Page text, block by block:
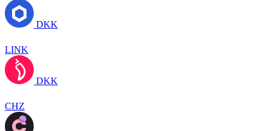
DKK
LINK
DKK
CHZ